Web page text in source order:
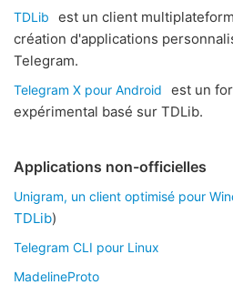
TDLib
est un client
création d'applications
Telegram.
Telegram X pour Android
est un
expérimental basé sur TDLib.
Applications non-officielles
Unigram, un client optimisé pour
TDLib)
Telegram CLI pour Linux
MadelineProto